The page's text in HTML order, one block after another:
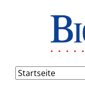
Navigation
überspringen